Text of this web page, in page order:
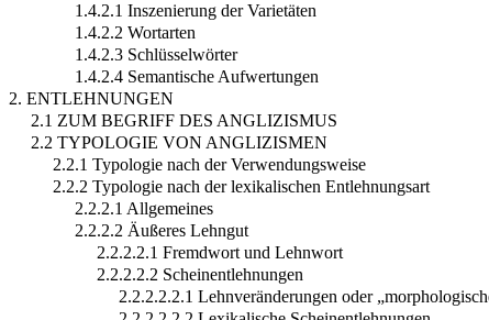
1.4.2.1 Inszenierung der Varietäten
1.4.2.2 Wortarten
1.4.2.3 Schlüsselwörter
1.4.2.4 Semantische Aufwertungen
2. ENTLEHNUNGEN
2.1 ZUM BEGRIFF DES ANGLIZISMUS
2.2 TYPOLOGIE VON ANGLIZISMEN
2.2.1 Typologie nach der Verwendungsweise
2.2.2 Typologie nach der lexikalischen Entlehnungsart
2.2.2.1 Allgemeines
2.2.2.2 Äußeres Lehngut
2.2.2.2.1 Fremdwort und Lehnwort
2.2.2.2.2 Scheinentlehnungen
2.2.2.2.2.1 Lehnveränderungen oder